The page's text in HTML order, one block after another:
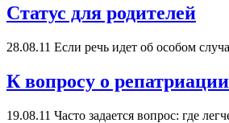
Cтатус для родителей
28.08.11 Если речь идет об особом
К вопросу о репатриации
19.08.11 Часто задается вопрос: где